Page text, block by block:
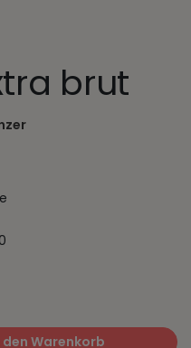
brut
den Warenkorb